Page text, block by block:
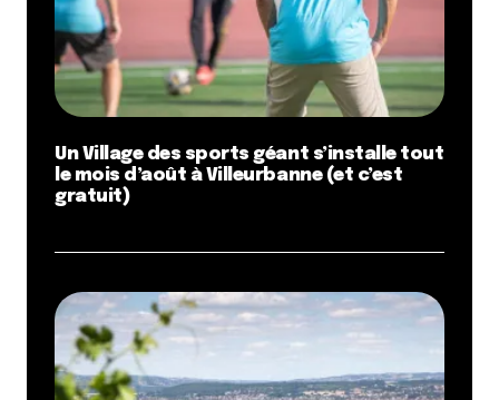
Un Village des sports géant s’installe tout
le mois d’août à Villeurbanne (et c’est
gratuit)